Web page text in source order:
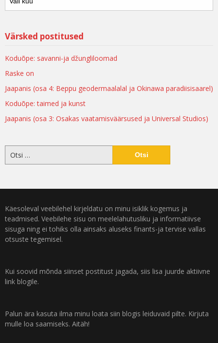
Värsked postitused
Koduõpe: savanni-ja džungliloomad
Raske on
Jaapanis (osa 4: Beppu geodermaalalal ja Okinawa paradiisisaarel)
Koduõpe: taimed ja kunst
Jaapanis (osa 3: Osakas vaatamisväärsused ja Universal Studios)
Käesoleval veebilehel kirjeldatu on minu isiklik kogemus ja
teadmised. Veebilehe sisu on meelelahutusliku ja informatiivse
sisuga ning ei tohiks olla ainsaks aluseks finants-ja tervise vallas
otsuste tegemisel.
Kui soovid mõnda siinset postitust jagada, siis lisa juurde aktiivne
link blogile.
Palun ära kasuta ilma minu loata siin blogis leiduvaid pilte. Kirjuta
mulle loa saamiseks. Aitäh!